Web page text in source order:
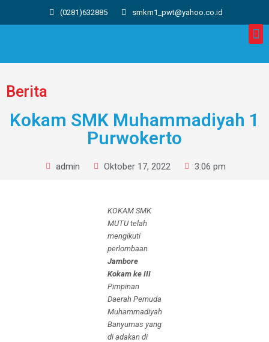
(0281)632885 smkm1_pwt@yahoo.co.id
Berita
Kokam SMK Muhammadiyah 1
Purwokerto
admin Oktober 17, 2022 3:06 pm
KOKAM SMK
MUTU telah
mengikuti
perlombaan
Jambore
Kokam ke III
Pimpinan
Daerah Pemuda
Muhammadiyah
Banyumas yang
di adakan di